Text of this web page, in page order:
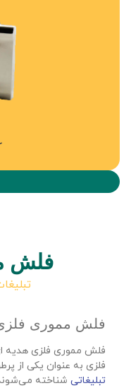
فلش
فلش مموری
فلش مموری فلزی هدیه
فلزی به عنوان یکی از
تبلیغاتی شناخته